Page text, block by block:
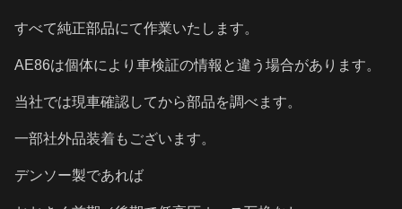
すべて純正部品にて作業いたします。
AE86は個体により車検証の情報と違う場合があります。
当社では現車確認してから部品を調べます。
一部社外品装着もございます。
デンソー製であれば